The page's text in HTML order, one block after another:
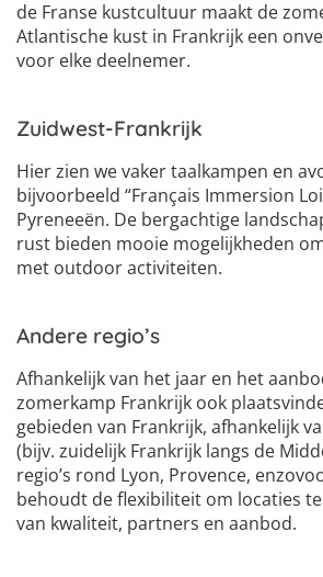
de Franse kustcultuur maakt de
Atlantische kust in Frankrijk een
voor elke deelnemer.
Zuidwest-Frankrijk
Hier zien we vaker taalkampen en
bijvoorbeeld “Français Immersion
Pyreneeën. De bergachtige
rust bieden mooie mogelijkheden
met outdoor activiteiten.
Andere regio’s
Afhankelijk van het jaar en het
zomerkamp Frankrijk ook
gebieden van Frankrijk, afhankelijk
(bijv. zuidelijk Frankrijk langs de
regio’s rond Lyon, Provence,
behoudt de flexibiliteit om locaties
van kwaliteit, partners en aanbod.